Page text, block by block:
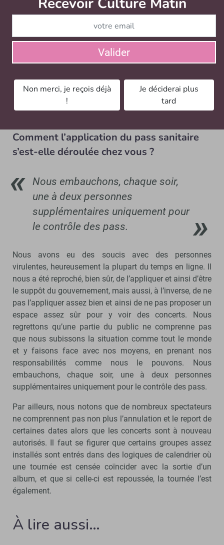
public moins engagé.
La salle du Trabendo. - © Fabien Breuil - © Fabien Breuil
Comment l’application du pass sanitaire
s’est-elle déroulée chez vous ?
Nous embauchons, chaque soir,
une à deux personnes
supplémentaires uniquement pour
le contrôle des pass.
Nous avons eu des soucis avec des personnes
virulentes, heureusement la plupart du temps en ligne. Il
nous a été reproché, bien sûr, de l’appliquer et ainsi d’être
le suppôt du gouvernement, mais aussi, à l’inverse, de ne
pas l’appliquer assez bien et ainsi de ne pas proposer un
espace assez sûr pour y voir des concerts. Nous
regrettons qu’une partie du public ne comprenne pas
que nous subissons la situation comme tout le monde
et y faisons face avec nos moyens, en prenant nos
responsabilités comme nous le pouvons. Nous
embauchons, chaque soir, une à deux personnes
supplémentaires uniquement pour le contrôle des pass.
Par ailleurs, nous notons que de nombreux spectateurs
ne comprennent pas non plus l’annulation et le report de
certaines dates alors que les concerts sont à nouveau
autorisés. Il faut se figurer que certains groupes assez
installés sont entrés dans des logiques de calendrier où
une tournée est censée coïncider avec la sortie d’un
album, et que si celle-ci est repoussée, la tournée l’est
également.
À lire aussi…
Valider
Non merci, je reçois déjà
!
Je déciderai plus
tard